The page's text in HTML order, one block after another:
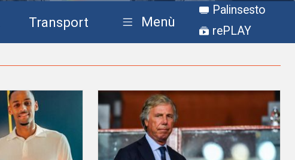
Transport Menù
Palinsesto
rePLAY